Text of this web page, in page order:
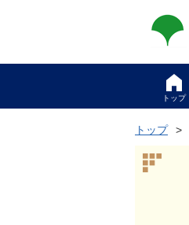
トップ
トップ